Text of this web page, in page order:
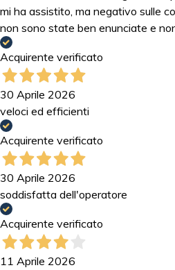
mi ha assistito, ma negativo sulle
non sono state ben enunciate e
Acquirente verificato
30 Aprile 2026
veloci ed efficienti
Acquirente verificato
30 Aprile 2026
soddisfatta dell'operatore
Acquirente verificato
11 Aprile 2026